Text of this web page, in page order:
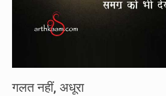
गलत नहीं, अधूरा